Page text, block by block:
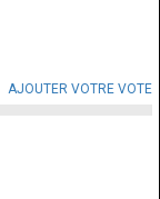
AJOUTER VOTRE VOTE